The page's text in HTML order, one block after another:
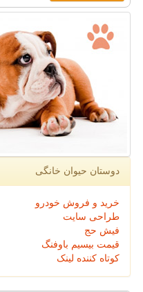
دوستان حیوان خانگی
خرید و فروش خودرو
طراحی سایت
فیش حج
قیمت بیسیم باوفنگ
کوتاه کننده لینک